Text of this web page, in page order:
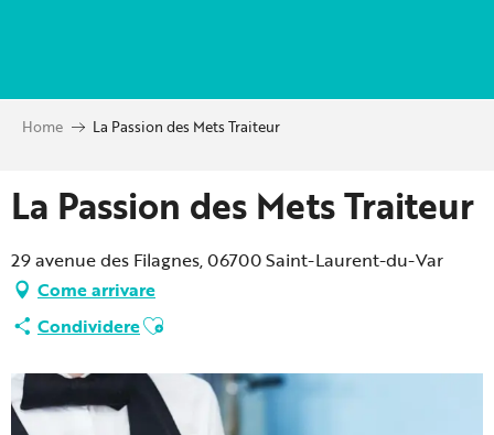
principal
Home La Passion des Mets Traiteur
La Passion des Mets Traiteur
29 avenue des Filagnes, 06700 Saint-Laurent-du-Var
Come arrivare
CondividereAjouter aux favoris